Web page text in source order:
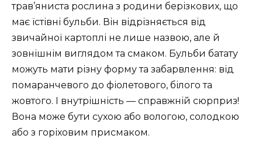
трав’яниста рослина з родини берізкових, що
має їстівні бульби. Він відрізняється від
звичайної картоплі не лише назвою, але й
зовнішнім виглядом та смаком. Бульби батату
можуть мати різну форму та забарвлення: від
помаранчевого до фіолетового, білого та
жовтого. І внутрішність — справжній сюрприз!
Вона може бути сухою або вологою, солодкою
або з горіховим присмаком.